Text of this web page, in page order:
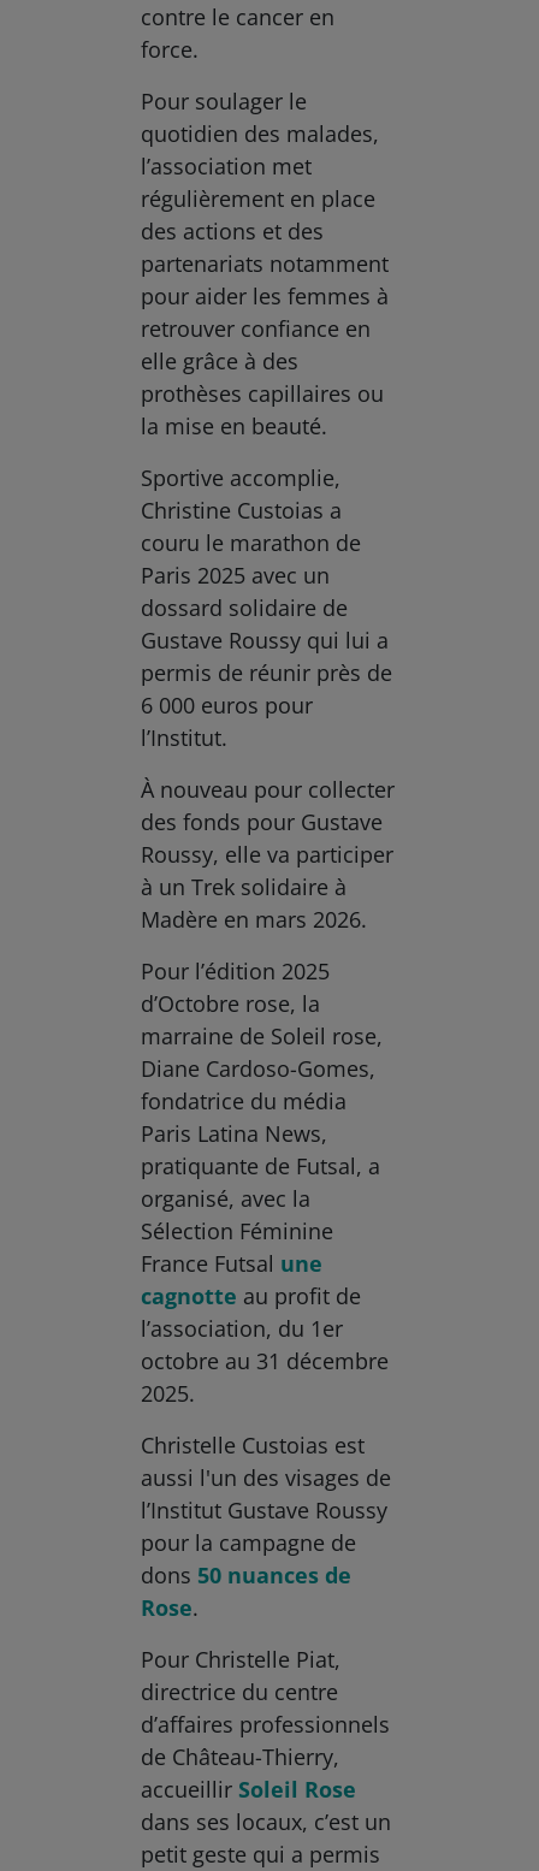
contre le cancer en
force.
Pour soulager le
quotidien des malades,
l’association met
régulièrement en place
des actions et des
partenariats notamment
pour aider les femmes à
retrouver confiance en
elle grâce à des
prothèses capillaires ou
la mise en beauté.
Sportive accomplie,
Christine Custoias a
couru le marathon de
Paris 2025 avec un
dossard solidaire de
Gustave Roussy qui lui a
permis de réunir près de
6 000 euros pour
l’Institut.
À nouveau pour collecter
des fonds pour Gustave
Roussy, elle va participer
à un Trek solidaire à
Madère en mars 2026.
Pour l’édition 2025
d’Octobre rose, la
marraine de Soleil rose,
Diane Cardoso-Gomes,
fondatrice du média
Paris Latina News,
pratiquante de Futsal, a
organisé, avec la
Sélection Féminine
France Futsal une
cagnotte au profit de
l’association, du 1er
octobre au 31 décembre
2025.
Christelle Custoias est
aussi l'un des visages de
l’Institut Gustave Roussy
pour la campagne de
dons 50 nuances de
Rose.
Pour Christelle Piat,
directrice du centre
d’affaires professionnels
de Château-Thierry,
accueillir Soleil Rose
dans ses locaux, c’est un
petit geste qui a permis